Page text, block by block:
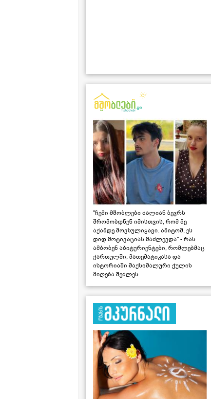
"ჩემი მშობლები ძალიან ბევრს
შრომობდნენ იმისთვის, რომ მე
აქამდე მოვსულიყავი. ამიტომ, ეს
დიდ მოტივაციას მაძლევდა" - რას
ამბობენ აბიტურიენტები, რომლებმაც
ქართულში, მათემატიკასა და
ისტორიაში მაქსიმალური ქულის
მიღება შეძლეს